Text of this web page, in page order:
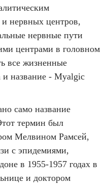
и нервных центров,
нервные пути
центрами в головном
все жизненные
название - Myalgic
само название
термин был
Мелвином Рамсей,
с эпидемиями,
в 1955-1957 годах в
и доктором